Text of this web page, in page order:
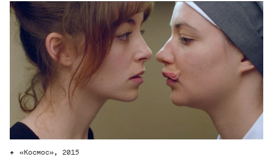
«Космос», 2015